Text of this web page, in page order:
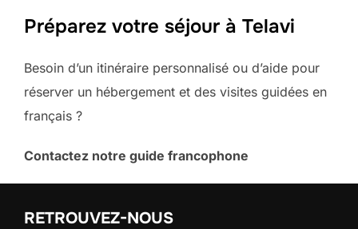
Préparez votre séjour à Telavi
Besoin d’un itinéraire personnalisé ou d’aide pour
réserver un hébergement et des visites guidées en
français ?
Contactez notre guide francophone
RETROUVEZ-NOUS